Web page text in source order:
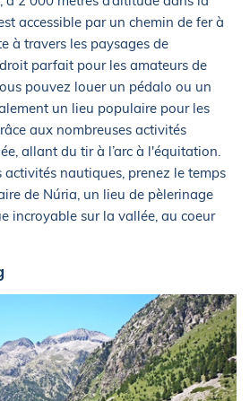
accessible par un chemin de fer à
à travers les paysages de
parfait pour les amateurs de
pouvez louer un pédalo ou un
un lieu populaire pour les
aux nombreuses activités
allant du tir à l’arc à l'équitation.
nautiques, prenez le temps
de Núria, un lieu de pèlerinage
incroyable sur la vallée, au coeur